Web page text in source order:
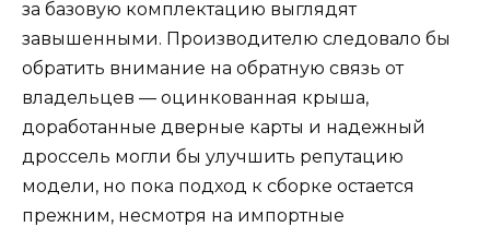
за базовую комплектацию выглядят
завышенными. Производителю следовало бы
обратить внимание на обратную связь от
владельцев — оцинкованная крыша,
доработанные дверные карты и надежный
дроссель могли бы улучшить репутацию
модели, но пока подход к сборке остается
прежним, несмотря на импортные